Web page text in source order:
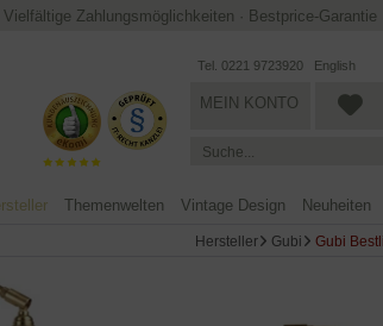
Vielfältige Zahlungsmöglichkeiten · Bestprice-Garantie
Tel. 0221 9723920 English
MEIN KONTO
Themenwelten Vintage Design Neuheiten
Hersteller Gubi Gubi